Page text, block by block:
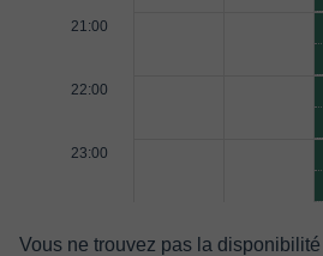
21:00
22:00
23:00
Vous ne trouvez pas la